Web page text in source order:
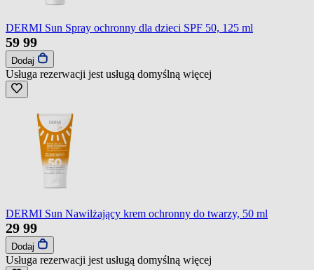
DERMI Sun Spray ochronny dla dzieci SPF 50, 125 ml
59 99
Dodaj
Usługa rezerwacji jest usługą domyślną więcej
DERMI Sun Nawilżający krem ochronny do twarzy, 50 ml
29 99
Dodaj
Usługa rezerwacji jest usługą domyślną więcej